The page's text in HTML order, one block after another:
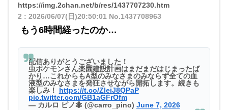
https://img.2chan.net/b/res/1437707230.htm
2 : 2026/06/07(日)20:50:01 No.1437708963
もう6時間経ったのか…
配信ありがとうございました！
虫ポケモンさん楽園建設計画はまだまだはじまったば
かり…これからもA型のみなさまのみならず全ての血
液型のみなさまを発狂させながら開拓します。続きも
楽しみ！ https://t.co/ZleiJ8QPaP
pic.twitter.com/GB1aGFrOfm
— カルロ ピノ🐜 (@carro_pino) June 7, 2026